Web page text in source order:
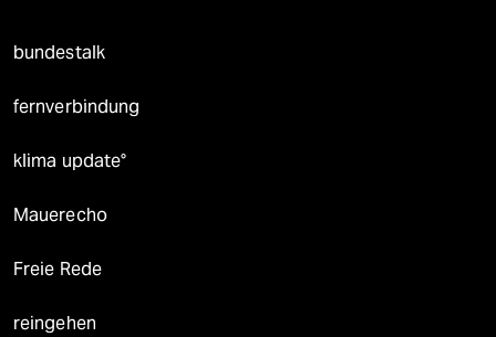
bundestalk
fernverbindung
klima update°
Mauerecho
Freie Rede
reingehen